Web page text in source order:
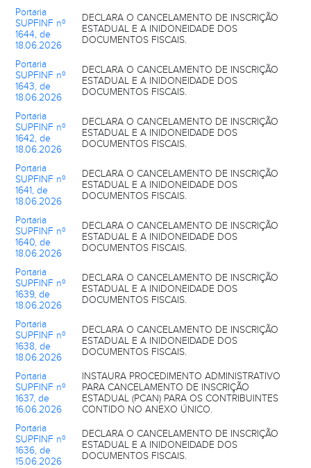
Portaria
SUPFINF nº
1644, de
18.06.2026
DECLARA O CANCELAMENTO DE INSCRIÇÃO
ESTADUAL E A INIDONEIDADE DOS
DOCUMENTOS FISCAIS.
Portaria
SUPFINF nº
1643, de
18.06.2026
DECLARA O CANCELAMENTO DE INSCRIÇÃO
ESTADUAL E A INIDONEIDADE DOS
DOCUMENTOS FISCAIS.
Portaria
SUPFINF nº
1642, de
18.06.2026
DECLARA O CANCELAMENTO DE INSCRIÇÃO
ESTADUAL E A INIDONEIDADE DOS
DOCUMENTOS FISCAIS.
Portaria
SUPFINF nº
1641, de
18.06.2026
DECLARA O CANCELAMENTO DE INSCRIÇÃO
ESTADUAL E A INIDONEIDADE DOS
DOCUMENTOS FISCAIS.
Portaria
SUPFINF nº
1640, de
18.06.2026
DECLARA O CANCELAMENTO DE INSCRIÇÃO
ESTADUAL E A INIDONEIDADE DOS
DOCUMENTOS FISCAIS.
Portaria
SUPFINF nº
1639, de
18.06.2026
DECLARA O CANCELAMENTO DE INSCRIÇÃO
ESTADUAL E A INIDONEIDADE DOS
DOCUMENTOS FISCAIS.
Portaria
SUPFINF nº
1638, de
18.06.2026
DECLARA O CANCELAMENTO DE INSCRIÇÃO
ESTADUAL E A INIDONEIDADE DOS
DOCUMENTOS FISCAIS.
Portaria
SUPFINF nº
1637, de
16.06.2026
INSTAURA PROCEDIMENTO ADMINISTRATIVO
PARA CANCELAMENTO DE INSCRIÇÃO
ESTADUAL (PCAN) PARA OS CONTRIBUINTES
CONTIDO NO ANEXO ÚNICO.
Portaria
SUPFINF nº
1636, de
15.06.2026
DECLARA O CANCELAMENTO DE INSCRIÇÃO
ESTADUAL E A INIDONEIDADE DOS
DOCUMENTOS FISCAIS.